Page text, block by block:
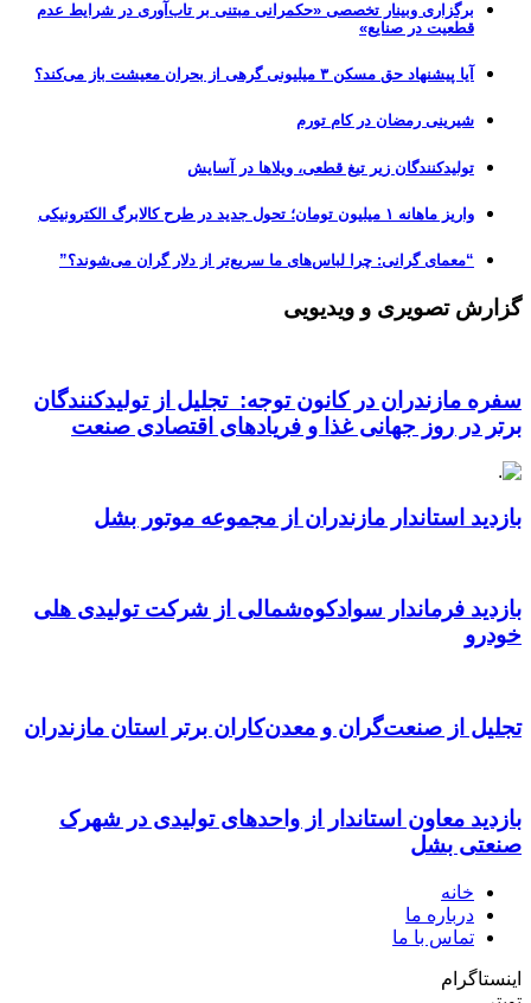
برگزاری وبینار تخصصی «حکمرانی مبتنی بر تاب‌آوری در شرایط عدم
قطعیت در صنایع»
آیا پیشنهاد حق مسکن ۳ میلیونی گرهی از بحران معیشت باز می‌کند؟
شیرینی رمضان در کام تورم
تولیدکنندگان زیر تیغ قطعی، ویلاها در آسایش
واریز ماهانه ۱ میلیون تومان؛ تحول جدید در طرح کالابرگ الکترونیکی
“معمای گرانی: چرا لباس‌های ما سریع‌تر از دلار گران می‌شوند؟”
گزارش تصویری و ویدیویی
سفره مازندران در کانون توجه: تجلیل از تولیدکنندگان
برتر در روز جهانی غذا و فریادهای اقتصادی صنعت
بازدید استاندار مازندران از مجموعه موتور بشل
بازدید فرماندار سوادکوه‌شمالی از شرکت تولیدی هلی
خودرو
تجلیل از صنعت‌گران و معدن‌کاران برتر استان مازندران
بازدید معاون استاندار از واحدهای تولیدی در شهرک
صنعتی بشل
خانه
درباره ما
تماس با ما
اینستاگرام